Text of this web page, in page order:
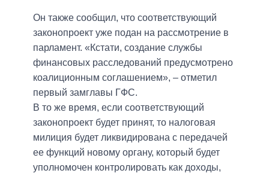
Он также сообщил, что соответствующий
законопроект уже подан на рассмотрение в
парламент. «Кстати, создание службы
финансовых расследований предусмотрено
коалиционным соглашением», – отметил
первый замглавы ГФС.
В то же время, если соответствующий
законопроект будет принят, то налоговая
милиция будет ликвидирована с передачей
ее функций новому органу, который будет
уполномочен контролировать как доходы,